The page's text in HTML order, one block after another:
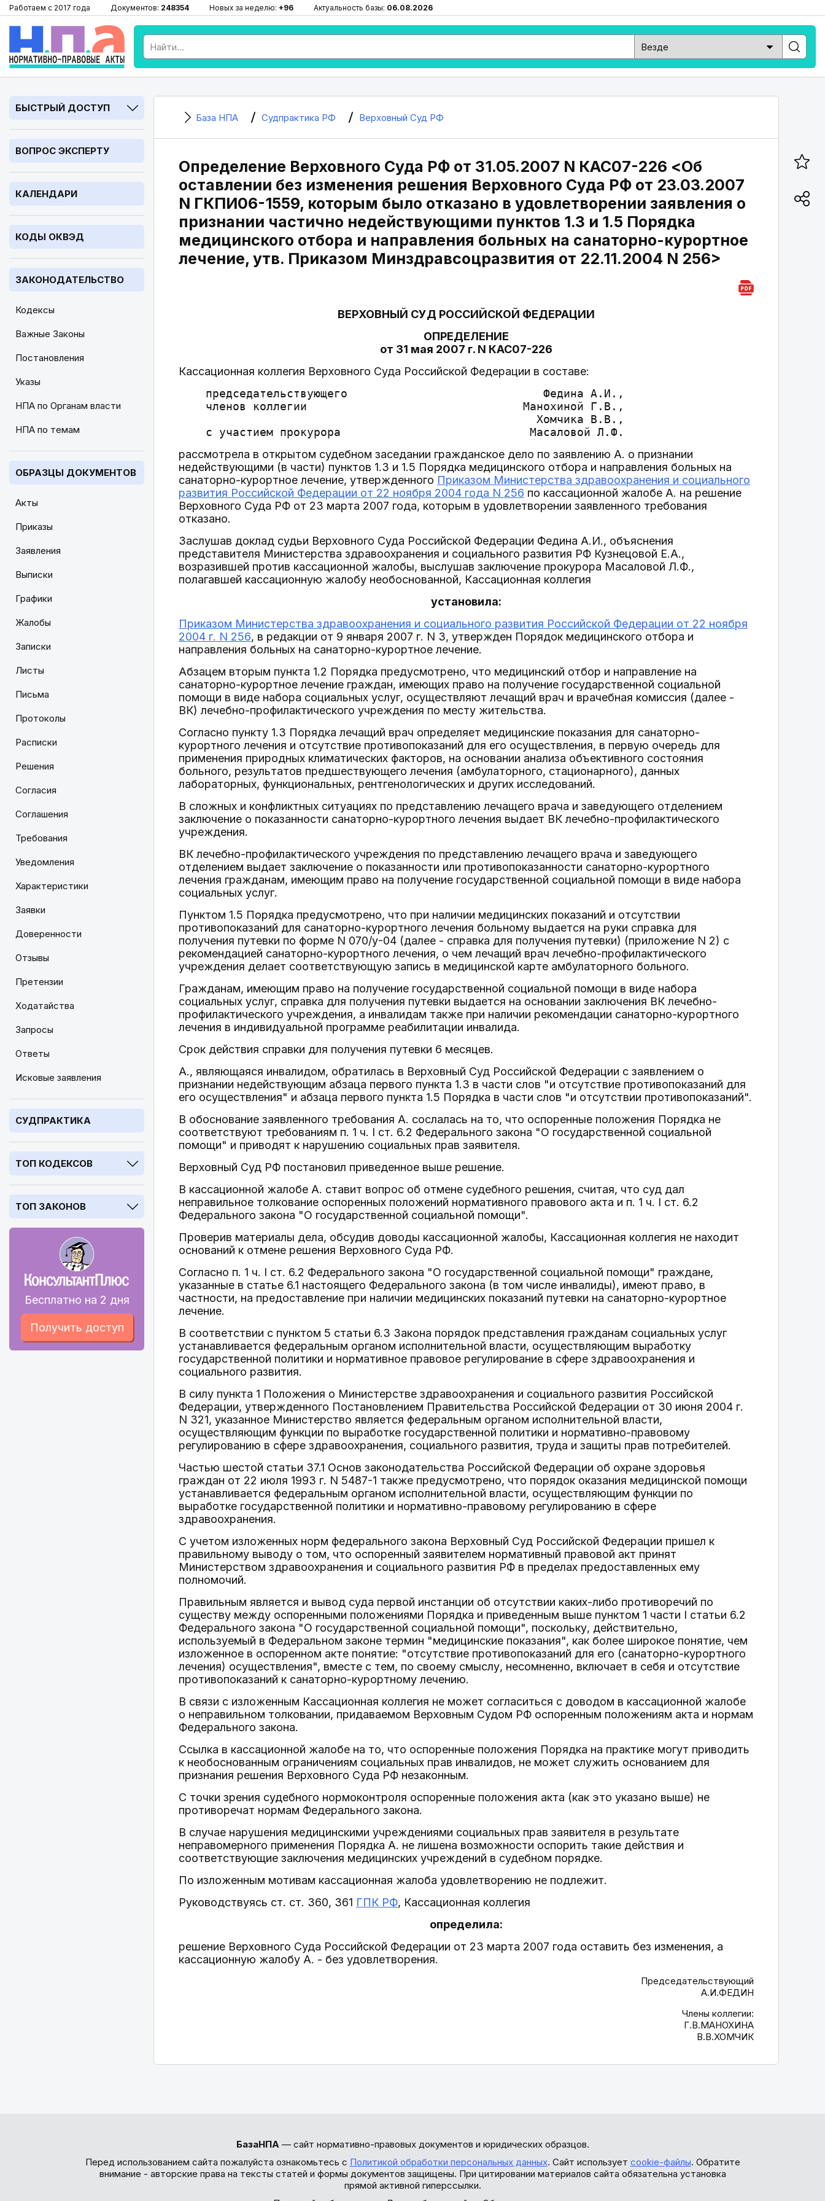
Работаем с 2017 года Документов: 248354 Новых за неделю: +96 Актуальность базы: 06.08.2026
БЫСТРЫЙ ДОСТУП
ВОПРОС ЭКСПЕРТУ
КАЛЕНДАРИ
КОДЫ ОКВЭД
ЗАКОНОДАТЕЛЬСТВО
Кодексы
Важные Законы
Постановления
Указы
НПА по Органам власти
НПА по темам
ОБРАЗЦЫ ДОКУМЕНТОВ
Акты
Приказы
Заявления
Выписки
Графики
Жалобы
Записки
Листы
Письма
Протоколы
Расписки
Решения
Согласия
Соглашения
Требования
Уведомления
Характеристики
Заявки
Доверенности
Отзывы
Претензии
Ходатайства
Запросы
Ответы
Исковые заявления
СУДПРАКТИКА
ТОП КОДЕКСОВ
ТОП ЗАКОНОВ
Бесплатно на 2 дня
Получить доступ
База НПА Судпрактика РФ Верховный Суд РФ
Определение Верховного Суда РФ от 31.05.2007 N КАС07-226 <Об
оставлении без изменения решения Верховного Суда РФ от 23.03.2007
N ГКПИ06-1559, которым было отказано в удовлетворении заявления о
признании частично недействующими пунктов 1.3 и 1.5 Порядка
медицинского отбора и направления больных на санаторно-курортное
лечение, утв. Приказом Минздравсоцразвития от 22.11.2004 N 256>
ВЕРХОВНЫЙ СУД РОССИЙСКОЙ ФЕДЕРАЦИИ
ОПРЕДЕЛЕНИЕ
от 31 мая 2007 г. N КАС07-226
Кассационная коллегия Верховного Суда Российской Федерации в составе:
    председательствующего                             Федина А.И.,
    членов коллегии                                Манохиной Г.В.,
                                                     Хомчика В.В.,
рассмотрела в открытом судебном заседании гражданское дело по заявлению А. о признании
недействующими (в части) пунктов 1.3 и 1.5 Порядка медицинского отбора и направления больных на
санаторно-курортное лечение, утвержденного Приказом Министерства здравоохранения и социального
развития Российской Федерации от 22 ноября 2004 года N 256 по кассационной жалобе А. на решение
Верховного Суда РФ от 23 марта 2007 года, которым в удовлетворении заявленного требования
отказано.
Заслушав доклад судьи Верховного Суда Российской Федерации Федина А.И., объяснения
представителя Министерства здравоохранения и социального развития РФ Кузнецовой Е.А.,
возразившей против кассационной жалобы, выслушав заключение прокурора Масаловой Л.Ф.,
полагавшей кассационную жалобу необоснованной, Кассационная коллегия
установила:
Приказом Министерства здравоохранения и социального развития Российской Федерации от 22 ноября
2004 г. N 256, в редакции от 9 января 2007 г. N 3, утвержден Порядок медицинского отбора и
направления больных на санаторно-курортное лечение.
Абзацем вторым пункта 1.2 Порядка предусмотрено, что медицинский отбор и направление на
санаторно-курортное лечение граждан, имеющих право на получение государственной социальной
помощи в виде набора социальных услуг, осуществляют лечащий врач и врачебная комиссия (далее -
ВК) лечебно-профилактического учреждения по месту жительства.
Согласно пункту 1.3 Порядка лечащий врач определяет медицинские показания для санаторно-
курортного лечения и отсутствие противопоказаний для его осуществления, в первую очередь для
применения природных климатических факторов, на основании анализа объективного состояния
больного, результатов предшествующего лечения (амбулаторного, стационарного), данных
лабораторных, функциональных, рентгенологических и других исследований.
В сложных и конфликтных ситуациях по представлению лечащего врача и заведующего отделением
заключение о показанности санаторно-курортного лечения выдает ВК лечебно-профилактического
учреждения.
ВК лечебно-профилактического учреждения по представлению лечащего врача и заведующего
отделением выдает заключение о показанности или противопоказанности санаторно-курортного
лечения гражданам, имеющим право на получение государственной социальной помощи в виде набора
социальных услуг.
Пунктом 1.5 Порядка предусмотрено, что при наличии медицинских показаний и отсутствии
противопоказаний для санаторно-курортного лечения больному выдается на руки справка для
получения путевки по форме N 070/у-04 (далее - справка для получения путевки) (приложение N 2) с
рекомендацией санаторно-курортного лечения, о чем лечащий врач лечебно-профилактического
учреждения делает соответствующую запись в медицинской карте амбулаторного больного.
Гражданам, имеющим право на получение государственной социальной помощи в виде набора
социальных услуг, справка для получения путевки выдается на основании заключения ВК лечебно-
профилактического учреждения, а инвалидам также при наличии рекомендации санаторно-курортного
лечения в индивидуальной программе реабилитации инвалида.
Срок действия справки для получения путевки 6 месяцев.
А., являющаяся инвалидом, обратилась в Верховный Суд Российской Федерации с заявлением о
признании недействующим абзаца первого пункта 1.3 в части слов "и отсутствие противопоказаний для
его осуществления" и абзаца первого пункта 1.5 Порядка в части слов "и отсутствии противопоказаний".
В обоснование заявленного требования А. сослалась на то, что оспоренные положения Порядка не
соответствуют требованиям п. 1 ч. I ст. 6.2 Федерального закона "О государственной социальной
помощи" и приводят к нарушению социальных прав заявителя.
Верховный Суд РФ постановил приведенное выше решение.
В кассационной жалобе А. ставит вопрос об отмене судебного решения, считая, что суд дал
неправильное толкование оспоренных положений нормативного правового акта и п. 1 ч. I ст. 6.2
Федерального закона "О государственной социальной помощи".
Проверив материалы дела, обсудив доводы кассационной жалобы, Кассационная коллегия не находит
оснований к отмене решения Верховного Суда РФ.
Согласно п. 1 ч. I ст. 6.2 Федерального закона "О государственной социальной помощи" граждане,
указанные в статье 6.1 настоящего Федерального закона (в том числе инвалиды), имеют право, в
частности, на предоставление при наличии медицинских показаний путевки на санаторно-курортное
лечение.
В соответствии с пунктом 5 статьи 6.3 Закона порядок представления гражданам социальных услуг
устанавливается федеральным органом исполнительной власти, осуществляющим выработку
государственной политики и нормативное правовое регулирование в сфере здравоохранения и
социального развития.
В силу пункта 1 Положения о Министерстве здравоохранения и социального развития Российской
Федерации, утвержденного Постановлением Правительства Российской Федерации от 30 июня 2004 г.
N 321, указанное Министерство является федеральным органом исполнительной власти,
осуществляющим функции по выработке государственной политики и нормативно-правовому
регулированию в сфере здравоохранения, социального развития, труда и защиты прав потребителей.
Частью шестой статьи 37.1 Основ законодательства Российской Федерации об охране здоровья
граждан от 22 июля 1993 г. N 5487-1 также предусмотрено, что порядок оказания медицинской помощи
устанавливается федеральным органом исполнительной власти, осуществляющим функции по
выработке государственной политики и нормативно-правовому регулированию в сфере
здравоохранения.
С учетом изложенных норм федерального закона Верховный Суд Российской Федерации пришел к
правильному выводу о том, что оспоренный заявителем нормативный правовой акт принят
Министерством здравоохранения и социального развития РФ в пределах предоставленных ему
полномочий.
Правильным является и вывод суда первой инстанции об отсутствии каких-либо противоречий по
существу между оспоренными положениями Порядка и приведенным выше пунктом 1 части I статьи 6.2
Федерального закона "О государственной социальной помощи", поскольку, действительно,
используемый в Федеральном законе термин "медицинские показания", как более широкое понятие, чем
изложенное в оспоренном акте понятие: "отсутствие противопоказаний для его (санаторно-курортного
лечения) осуществления", вместе с тем, по своему смыслу, несомненно, включает в себя и отсутствие
противопоказаний к санаторно-курортному лечению.
В связи с изложенным Кассационная коллегия не может согласиться с доводом в кассационной жалобе
о неправильном толковании, придаваемом Верховным Судом РФ оспоренным положениям акта и нормам
Федерального закона.
Ссылка в кассационной жалобе на то, что оспоренные положения Порядка на практике могут приводить
к необоснованным ограничениям социальных прав инвалидов, не может служить основанием для
признания решения Верховного Суда РФ незаконным.
С точки зрения судебного нормоконтроля оспоренные положения акта (как это указано выше) не
противоречат нормам Федерального закона.
В случае нарушения медицинскими учреждениями социальных прав заявителя в результате
неправомерного применения Порядка А. не лишена возможности оспорить такие действия и
соответствующие заключения медицинских учреждений в судебном порядке.
По изложенным мотивам кассационная жалоба удовлетворению не подлежит.
Руководствуясь ст. ст. 360, 361 ГПК РФ, Кассационная коллегия
определила:
решение Верховного Суда Российской Федерации от 23 марта 2007 года оставить без изменения, а
кассационную жалобу А. - без удовлетворения.
Председательствующий
А.И.ФЕДИН
Члены коллегии:
Г.В.МАНОХИНА
В.В.ХОМЧИК
БазаНПА— сайт нормативно-правовых документов и юридических образцов.
Перед использованием сайта пожалуйста ознакомьтесь с Политикой обработки персональных данных. Сайт использует cookie-файлы. Обратите
внимание - авторские права на тексты статей и формы документов защищены. При цитировании материалов сайта обязательна установка
прямой активной гиперссылки.